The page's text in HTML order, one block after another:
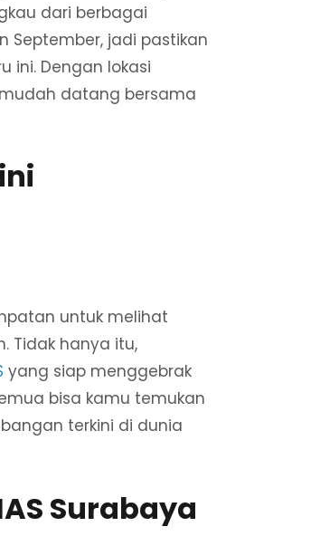
dari berbagai
September, jadi pastikan
ini. Dengan lokasi
datang bersama
untuk melihat
Tidak hanya itu,
yang siap menggebrak
bisa kamu temukan
terkini di dunia
Surabaya